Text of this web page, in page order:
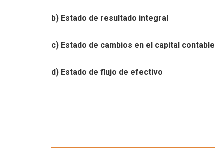
b) Estado de resultado integral
c) Estado de cambios en el capital contable
d) Estado de flujo de efectivo